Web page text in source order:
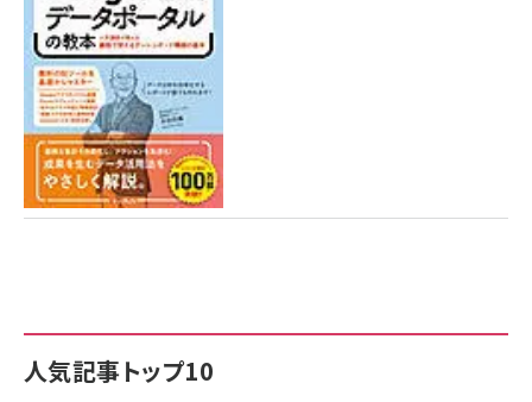
人気記事トップ10
7月31日 10:00